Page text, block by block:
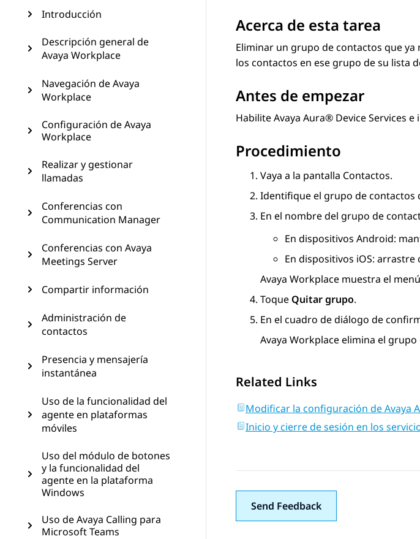
Introducción
Descripción general de
Avaya Workplace
Navegación de Avaya
Workplace
Configuración de Avaya
Workplace
Realizar y gestionar
llamadas
Conferencias con
Communication Manager
Conferencias con Avaya
Meetings Server
Compartir información
Administración de
contactos
Presencia y mensajería
instantánea
Uso de la funcionalidad del
agente en plataformas
móviles
Uso del módulo de botones
y la funcionalidad del
agente en la plataforma
Windows
Uso de Avaya Calling para
Microsoft Teams
Acerca de esta tarea
Eliminar un grupo de contactos que
los contactos en ese grupo de su lista
Antes de empezar
HabiliteAvaya Aura® Device Services e
Procedimiento
Vaya a la pantalla Contactos.
Identifique el grupo de contactos
En el nombre del grupo de
En dispositivos Android:
En dispositivos iOS:
Avaya Workplace muestra el
Toque Quitar grupo.
En el cuadro de diálogo de
Avaya Workplaceelimina el grupo
Related Links
Modificar la configuración de Avaya
Inicio y cierre de sesión en los
Send Feedback